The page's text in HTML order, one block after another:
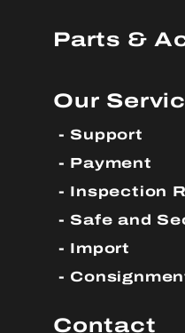
Parts &
Our
Support
Payment
Inspection
Safe and
Import
Contact